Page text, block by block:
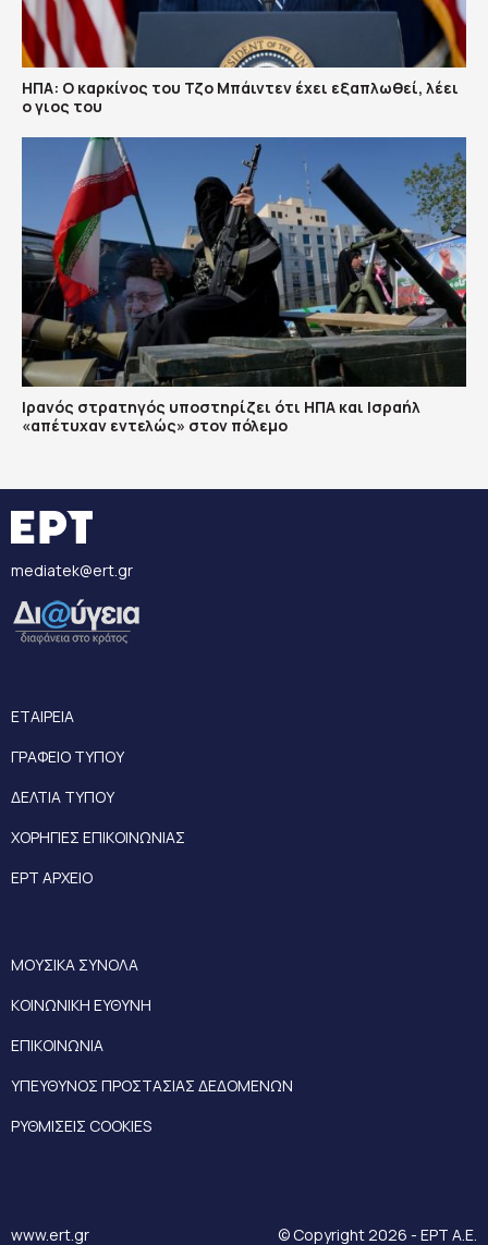
ΗΠΑ: Ο καρκίνος του Τζο Μπάιντεν έχει εξαπλωθεί, λέει
ο γιος του
Ιρανός στρατηγός υποστηρίζει ότι ΗΠΑ και Ισραήλ
«απέτυχαν εντελώς» στον πόλεμο
mediatek@ert.gr
ΕΤΑΙΡΕΙΑ
ΓΡΑΦΕΙΟ ΤΥΠΟΥ
ΔΕΛΤΙΑ ΤΥΠΟΥ
ΧΟΡΗΓΙΕΣ ΕΠΙΚΟΙΝΩΝΙΑΣ
ΕΡΤ ΑΡΧΕΙΟ
ΜΟΥΣΙΚΑ ΣΥΝΟΛΑ
ΚΟΙΝΩΝΙΚΗ ΕΥΘΥΝΗ
ΕΠΙΚΟΙΝΩΝΙΑ
ΥΠΕΥΘΥΝΟΣ ΠΡΟΣΤΑΣΙΑΣ ΔΕΔΟΜΕΝΩΝ
ΡΥΘΜΙΣΕΙΣ COOKIES
www.ert.gr © Copyright 2026 - ΕΡΤ Α.Ε.